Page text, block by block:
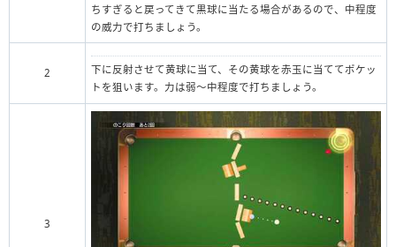
ちすぎると戻ってきて黒球に当たる場合があるので、中程度
の威力で打ちましょう。
2
下に反射させて黄球に当て、その黄球を赤玉に当ててポケッ
トを狙います。力は弱〜中程度で打ちましょう。
3